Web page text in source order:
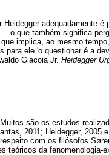
Heidegger adequadamente é
o que também significa
implica, ao mesmo
para ele 'o questionar é a
Giacoia Jr. Heidegger
são os estudos
2011; Heidegger, 2005
com os filósofos
teóricos da fenomenologia-